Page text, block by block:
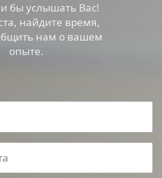
бы услышать Вас!
найдите время,
нам о вашем
опыте.